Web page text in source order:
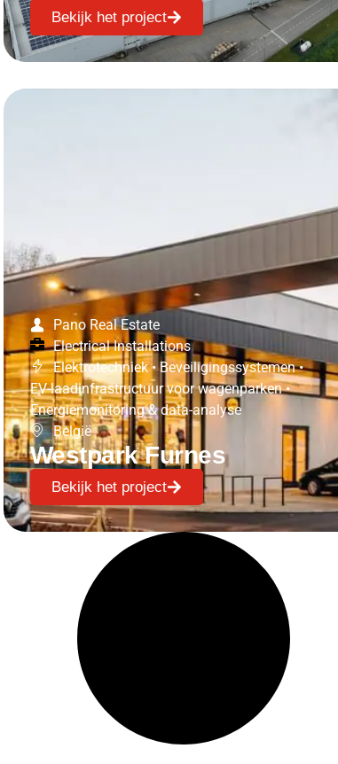
Bekijk het project
Pano Real Estate
Electrical Installations
Elektrotechniek • Beveiligingssystemen •
EV-laadinfrastructuur voor wagenparken •
Energiemonitoring & data-analyse
België
Westpark Furnes
Bekijk het project